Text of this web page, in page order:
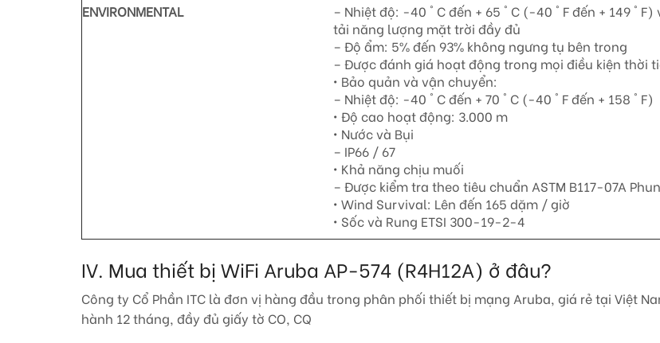
ENVIRONMENTAL
– Nhiệt độ: -40 ° C đến + 65 ° C (-40 ° F đến + 149 ° F)
tải năng lượng mặt trời đầy đủ
– Độ ẩm: 5% đến 93% không ngưng tụ bên trong
– Được đánh giá hoạt động trong mọi điều kiện thời
• Bảo quản và vận chuyển:
– Nhiệt độ: -40 ° C đến + 70 ° C (-40 ° F đến + 158 ° F)
• Độ cao hoạt động: 3.000 m
• Nước và Bụi
– IP66 / 67
• Khả năng chịu muối
– Được kiểm tra theo tiêu chuẩn ASTM B117-07A
• Wind Survival: Lên đến 165 dặm / giờ
• Sốc và Rung ETSI 300-19-2-4
IV. Mua thiết bị WiFi Aruba AP-574 (R4H12A) ở đâu?
Công ty Cổ Phần ITC là đơn vị hàng đầu trong phân phối thiết bị mạng Aruba, giá rẻ tại Việt
hành 12 tháng, đầy đủ giấy tờ CO, CQ